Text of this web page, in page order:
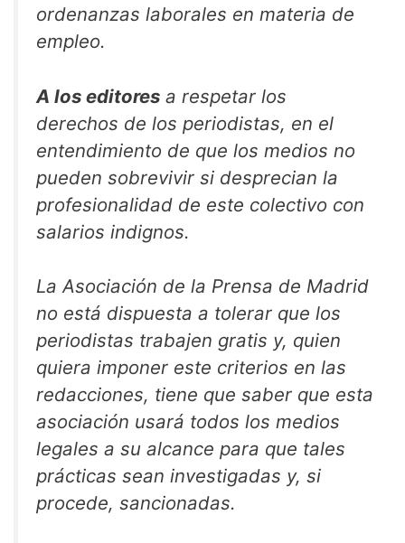
ordenanzas laborales en materia de
empleo.
A los editores a respetar los
derechos de los periodistas, en el
entendimiento de que los medios no
pueden sobrevivir si desprecian la
profesionalidad de este colectivo con
salarios indignos.
La Asociación de la Prensa de Madrid
no está dispuesta a tolerar que los
periodistas trabajen gratis y, quien
quiera imponer este criterios en las
redacciones, tiene que saber que esta
asociación usará todos los medios
legales a su alcance para que tales
prácticas sean investigadas y, si
procede, sancionadas.